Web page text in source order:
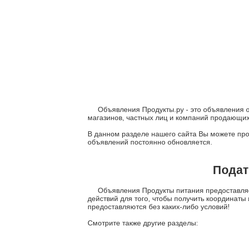
Объявления Продукты.ру - это объявления
магазинов, частных лиц и компаний
В данном разделе нашего сайта Вы можете
объявлений постоянно обновляется.
Объявления Продукты питания
действий для того, чтобы получить
предоставляются без каких-либо условий!
Смотрите также другие разделы: